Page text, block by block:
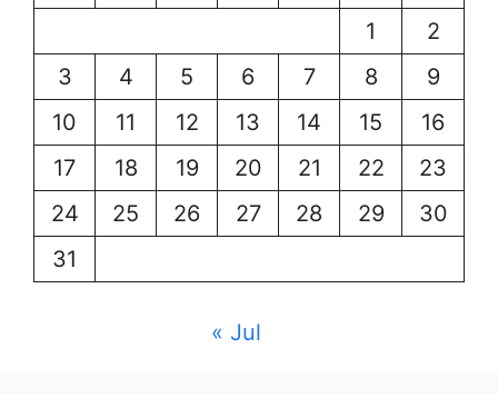
1
2
3
4 5 6 7 8
9
10
11 12 13 14 15
16
17
18 19 20 21 22
23
24
25 26 27 28 29
30
31
« Jul